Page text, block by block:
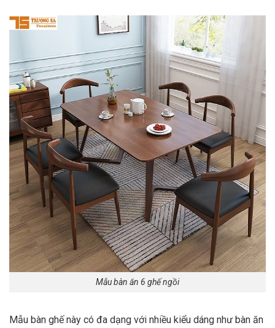
Mẫu bàn ăn 6 ghế ngồi
Mẫu bàn ghế này có đa dạng với nhiều kiểu dáng như bàn ăn